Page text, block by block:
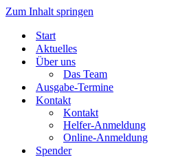
Zum Inhalt springen
Start
Aktuelles
Über uns
Das Team
Ausgabe-Termine
Kontakt
Kontakt
Helfer-Anmeldung
Online-Anmeldung
Spender